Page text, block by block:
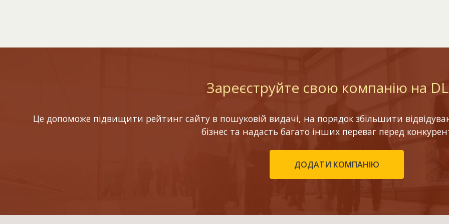
Зареєструйте свою компанію на
Це допоможе підвищити рейтинг сайту в пошуковій видачі, на порядок збільшити
бізнес та надасть багато інших переваг перед
ДОДАТИ КОМПАНІЮ